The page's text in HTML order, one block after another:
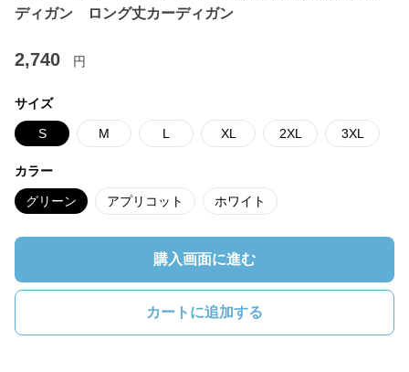
ディガン ロング丈カーディガン
2,740 円
サイズ
S M L XL 2XL 3XL
カラー
グリーン アプリコット ホワイト
購入画面に進む
カートに追加する